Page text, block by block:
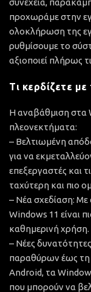
συνέχεια,
προχωράμε στην
ολοκλήρωση της
ρυθμίσουμε το
αξιοποιεί πλήρως
Τι κερδίζετε
Η αναβάθμιση στα
πλεονεκτήματα:
– Βελτιωμένη
για να
επεξεργαστές και
ταχύτερη και πιο
– Νέα σχεδίαση: Με
Windows 11 είναι
καθημερινή χρήση.
– Νέες
παραθύρων έως τη
Android, τα
που μπορούν να